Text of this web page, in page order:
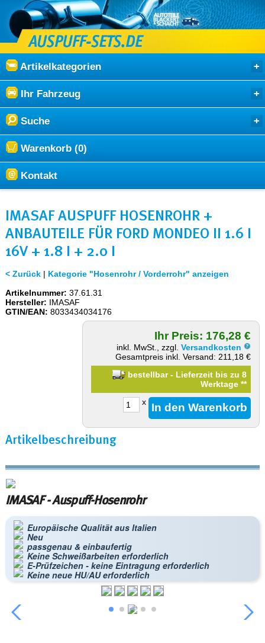
Artikelkategorien
Ihr Fahrzeug
Suche
Warenkorb (0)
Kontakt
IMASAF AUSPUFF HOSENROHR +
ANBAUTEILE FÜR FORD MONDEO II 1.6 I
16V + 1.8 I + 2.0 I
< Zurück| Kategorie "Hosenrohr / Vorderrohr" anzeigen
Artikelnummer: 37.61.31
Hersteller: IMASAF
GTIN/EAN: 8033434034176
Ihr Preis: 176,28 €
inkl. MwSt., zzgl.Versandkosten
Gesamtpreis inkl. Versand: 211,18 €
bestellbar - Lieferzeit bis zu 8
Werktage**
x
Artikelbeschreibung
IMASAF - Auspuff-Hosenrohr
Europäische Qualität aus Italien
Neu
passgenau & einbaufertig
Keine Schweißarbeiten erforderlich
E-Prüfzeichen - keine Eintragung erforderlich
Keine neue HU/AU erforderlich